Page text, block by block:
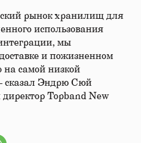
рынок хранилищ для
использования
мы
и пожизненном
на самой низкой
сказал Эндрю Сюй
Topband New